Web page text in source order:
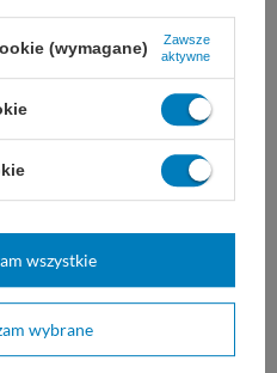
bawełniana - Matopat
chusta trójkątna bawełniana
(temblak)
(wymagane)
Zawsze
aktywne
wybrane
wszystkie